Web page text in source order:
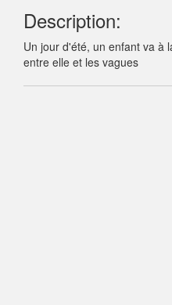
Description:
Un jour d'été, un enfant va à
entre elle et les vagues